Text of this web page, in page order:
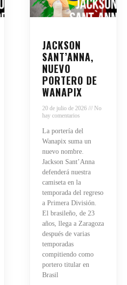
JACKSON
SANT’ANNA,
NUEVO
PORTERO DE
WANAPIX
20 de julio de 2026
No
hay comentarios
La portería del
Wanapix suma un
nuevo nombre.
Jackson Sant’Anna
defenderá nuestra
camiseta en la
temporada del regreso
a Primera División.
El brasileño, de 23
años, llega a Zaragoza
después de varias
temporadas
compitiendo como
portero titular en
Brasil